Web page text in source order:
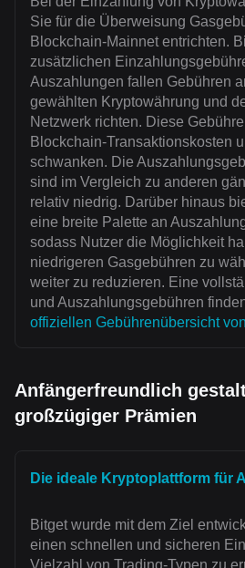
Sie für die Überweisung
Blockchain-Mainnet entrichten.
zusätzlichen
Auszahlungen fallen Gebühren
gewählten Kryptowährung und
Netzwerk richten. Diese
Blockchain-Transaktionskosten
schwanken. Die
sind im Vergleich zu anderen
relativ niedrig. Darüber hinaus
eine breite Palette an
sodass Nutzer die Möglichkeit
niedrigeren Gasgebühren zu
weiter zu reduzieren. Eine
und Auszahlungsgebühren
offiziellen Gebührenübersicht
Anfängerfreundlich
großzügiger Prämien
Die ideale Kryptoplattform für
Bitget wurde mit dem Ziel
einen schnellen und sicheren